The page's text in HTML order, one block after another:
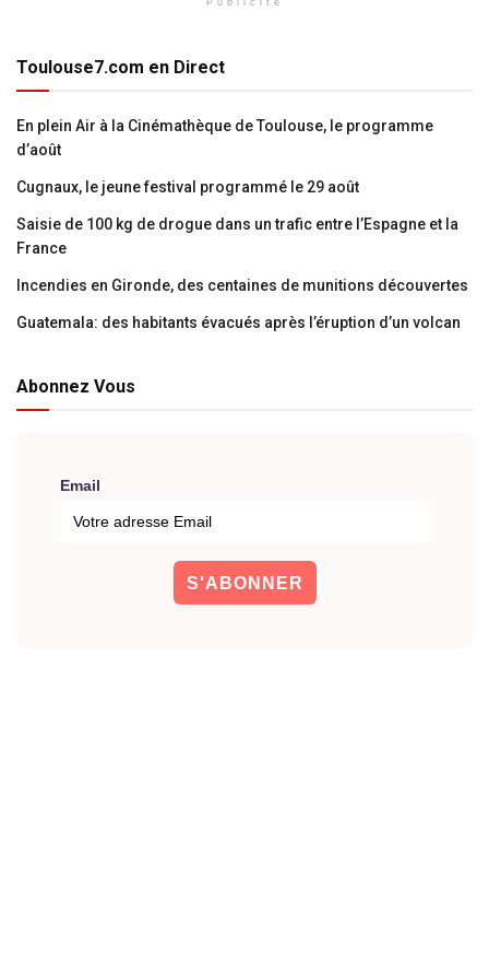
Publicité
Toulouse7.com en Direct
En plein Air à la Cinémathèque de Toulouse, le programme
d’août
Cugnaux, le jeune festival programmé le 29 août
Saisie de 100 kg de drogue dans un trafic entre l’Espagne et la
France
Incendies en Gironde, des centaines de munitions découvertes
Guatemala: des habitants évacués après l’éruption d’un volcan
Abonnez Vous
Email